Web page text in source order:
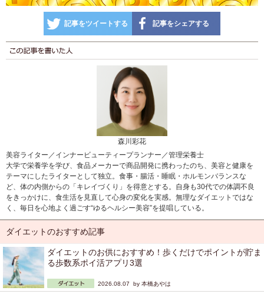
記事をツイートする 記事をシェアする
森川彩花
美容ライター／インナービューティープランナー／管理栄養士
大学で栄養学を学び、食品メーカーで商品開発に携わったのち、美容と健康を
テーマにしたライターとして独立。食事・腸活・睡眠・ホルモンバランスな
ど、体の内側からの「キレイづくり」を得意とする。自身も30代での体調不良
をきっかけに、食生活を見直して心身の変化を実感。無理なダイエットではな
く、毎日を心地よく過ごす“ゆるヘルシー美容”を提唱している。
ダイエットのおすすめ記事
ダイエットのお供におすすめ！歩くだけでポイントが貯ま
る歩数系ポイ活アプリ3選
2026.08.07 by 本橋あやは